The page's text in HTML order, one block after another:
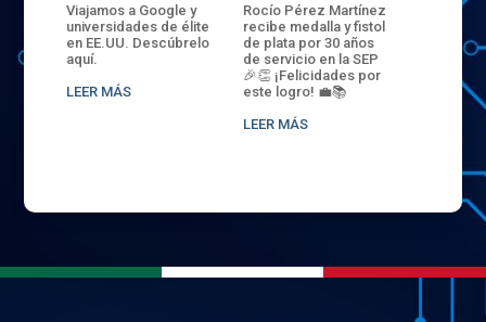
Viajamos a Google y
universidades de élite
en EE.UU. Descúbrelo
aquí.
LEER MÁS
Rocío Pérez Martínez
recibe medalla y fistol
de plata por 30 años
de servicio en la SEP
🎉👏 ¡Felicidades por
este logro! 💼📚
LEER MÁS
ENECB-
del
batalla.
32
sede